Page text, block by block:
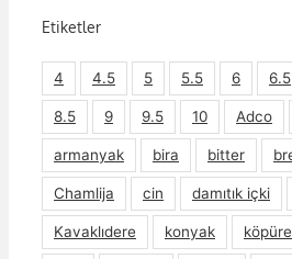
Etiketler
4 4.5 5 5.5 6 6.5
8.5 9 9.5 10 Adco
armanyak bira bitter
Chamlija cin damıtık içki
Kavaklıdere konyak